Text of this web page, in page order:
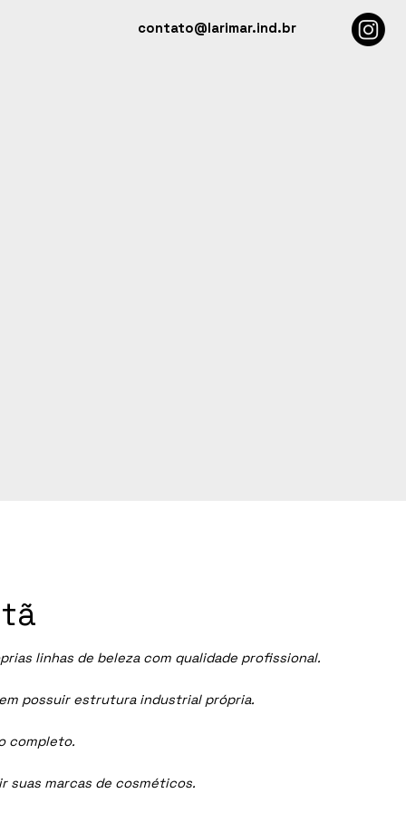
contato@larimar.ind.br
linhas de beleza com qualidade profissional.
possuir estrutura industrial própria.
completo.
suas marcas de cosméticos.